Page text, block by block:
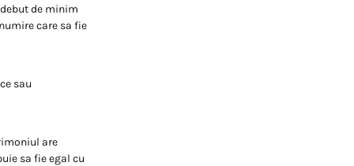
de minim
care sa fie
sau
are
sa fie egal cu